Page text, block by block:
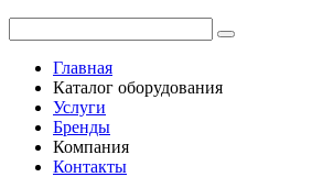
Главная
Каталог оборудования
Услуги
Бренды
Компания
Контакты